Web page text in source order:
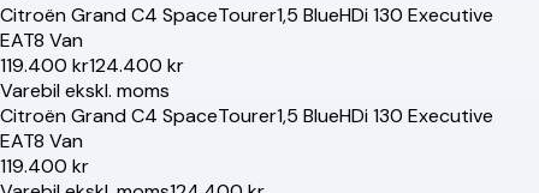
CitroënGrand C4 SpaceTourer1,5 BlueHDi 130 Executive
EAT8 Van
119.400 kr124.400 kr
Varebil ekskl. moms
CitroënGrand C4 SpaceTourer1,5 BlueHDi 130 Executive
EAT8 Van
119.400 kr